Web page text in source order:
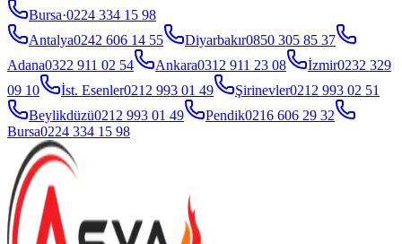
Bursa·0224 334 15 98
Antalya0242 606 14 55 Diyarbakır0850 305 85 37
Adana0322 911 02 54 Ankara0312 911 23 08 İzmir0232 329
09 10
İst. Esenler0212 993 01 49 Şirinevler0212 993 02 51
Beylikdüzü0212 993 01 49 Pendik0216 606 29 32
Bursa0224 334 15 98